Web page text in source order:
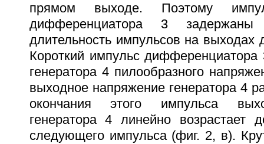
прямом выходе. Поэтому
дифференциатора 3
длительность импульсов на
Короткий импульс дифференциатора
генератора 4 пилообразного
выходное напряжение генератора 4
окончания этого импульса
генератора 4 линейно возрастает
следующего импульса (фиг. 2, в).